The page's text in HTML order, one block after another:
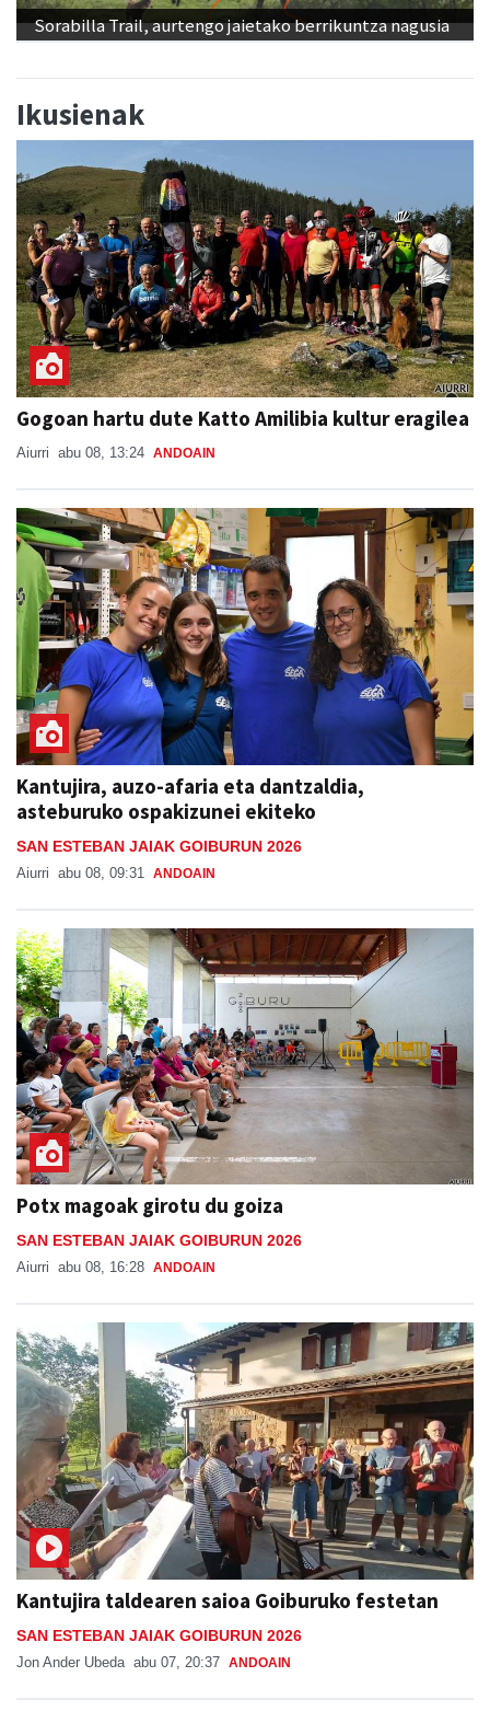
Sorabilla Trail, aurtengo jaietako berrikuntza nagusia
Ikusienak
Gogoan hartu dute Katto Amilibia kultur eragilea
Aiurri abu 08, 13:24 ANDOAIN
Kantujira, auzo-afaria eta dantzaldia,
asteburuko ospakizunei ekiteko
SAN ESTEBAN JAIAK GOIBURUN 2026
Aiurri abu 08, 09:31 ANDOAIN
Potx magoak girotu du goiza
SAN ESTEBAN JAIAK GOIBURUN 2026
Aiurri abu 08, 16:28 ANDOAIN
Kantujira taldearen saioa Goiburuko festetan
SAN ESTEBAN JAIAK GOIBURUN 2026
Jon Ander Ubeda abu 07, 20:37 ANDOAIN